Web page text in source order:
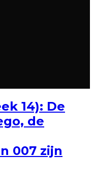
14): De
de
007 zijn